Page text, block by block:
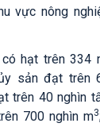
vực nông
hạt trên 334
sản đạt trên
trên 40 nghìn
700 nghìn m3